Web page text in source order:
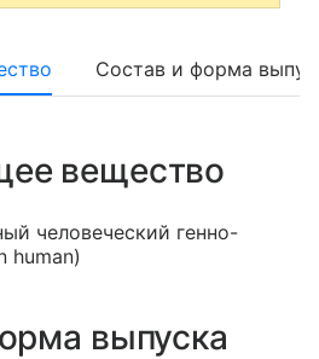
Состав и форма
вещество
человеческий генно-
human)
выпуска